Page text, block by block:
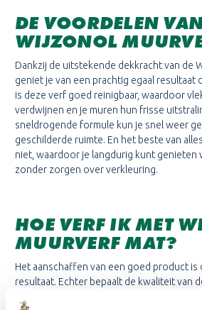
DE VOORDELEN
WIJZONOL
Dankzij de uitstekende dekkracht van de
geniet je van een prachtig egaal resultaat
is deze verf goed reinigbaar, waardoor
verdwijnen en je muren hun frisse
sneldrogende formule kun je snel weer
geschilderde ruimte. En het beste van
niet, waardoor je langdurig kunt genieten
zonder zorgen over verkleuring.
HOE VERF IK MET
MUURVERF MAT?
Het aanschaffen van een goed product is
resultaat. Echter bepaalt de kwaliteit van
ook voor een groot deel het eindresultaat.